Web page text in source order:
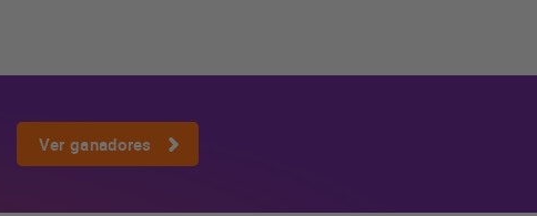
Ver ganadores